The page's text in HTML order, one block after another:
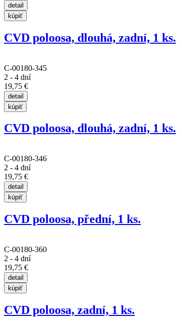
CVD poloosa, dlouhá, zadní, 1 ks.
C-00180-345
2 - 4 dní
19,75 €
CVD poloosa, dlouhá, zadní, 1 ks.
C-00180-346
2 - 4 dní
19,75 €
CVD poloosa, přední, 1 ks.
C-00180-360
2 - 4 dní
19,75 €
CVD poloosa, zadní, 1 ks.